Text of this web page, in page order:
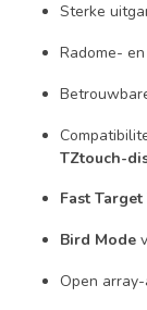
Sterke
Radome-
TZtouch-
Fast
Bird Mode
Open